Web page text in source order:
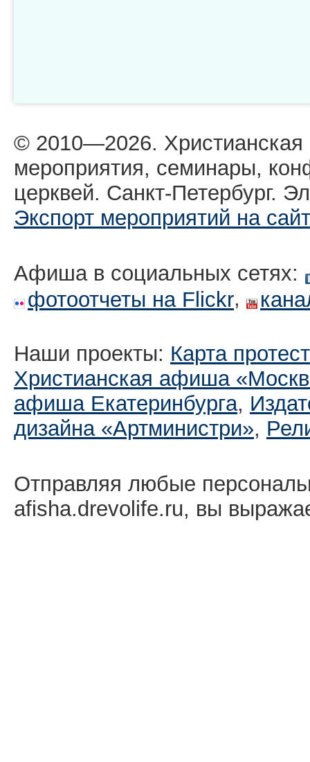
© 2010—2026.
мероприятия, семинары,
церквей. Санкт-Петербург.
Экспорт мероприятий на сайт
Афиша в социальных сетях:
фотоотчеты на Flickr,
Наши проекты: Карта
Христианская афиша
афиша Екатеринбургa,
дизайна «Артминистри»,
Отправляя любые
afisha.drevolife.ru, вы